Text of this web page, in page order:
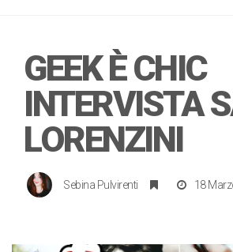
GEEK È CHIC
INTERVISTA
LORENZINI
Sebina Pulvirenti 18